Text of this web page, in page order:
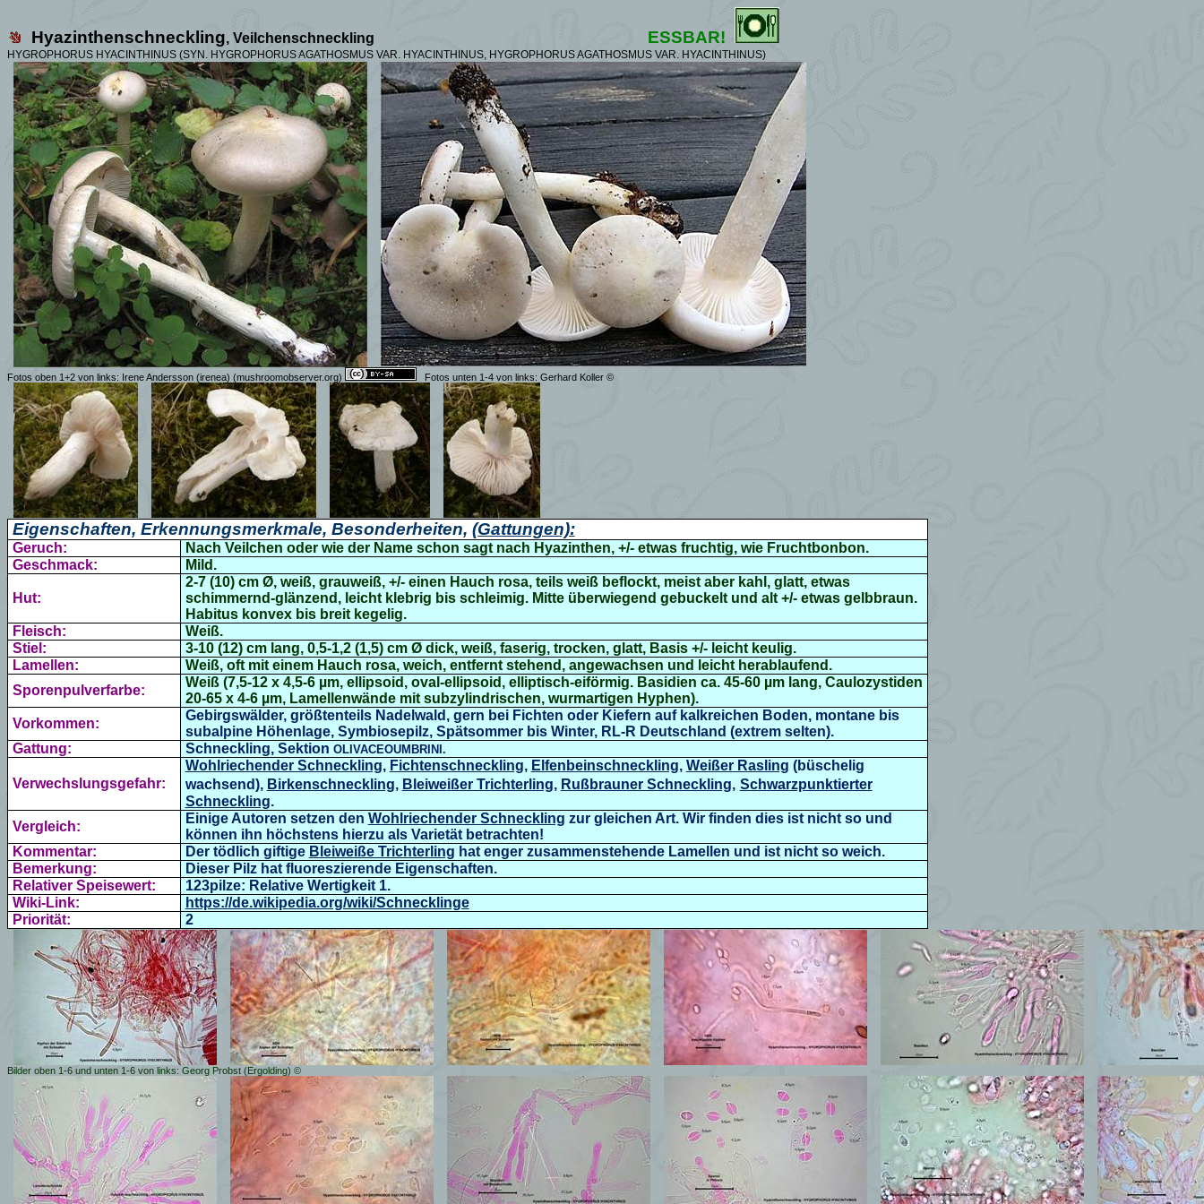
Hyazinthenschneckling, Veilchenschneckling ESSBAR!
HYGROPHORUS HYACINTHINUS (SYN. HYGROPHORUS AGATHOSMUS VAR. HYACINTHINUS, HYGROPHORUS AGATHOSMUS VAR. HYACINTHINUS)
Fotos oben 1+2 von links: Irene Andersson (irenea) (mushroomobserver.org) Fotos unten 1-4 von links: Gerhard Koller ©
Eigenschaften, Erkennungsmerkmale, Besonderheiten, (Gattungen):
Geruch:
Nach Veilchen oder wie der Name schon sagt nach Hyazinthen, +/- etwas fruchtig, wie Fruchtbonbon.
Geschmack:
Mild.
Hut:
2-7 (10) cm Ø, weiß, grauweiß, +/- einen Hauch rosa, teils weiß beflockt, meist aber kahl, glatt, etwas
schimmernd-glänzend, leicht klebrig bis schleimig. Mitte überwiegend gebuckelt und alt +/- etwas gelbbraun.
Habitus konvex bis breit kegelig.
Fleisch:
Weiß.
Stiel:
3-10 (12) cm lang, 0,5-1,2 (1,5) cm Ø dick, weiß, faserig, trocken, glatt, Basis +/- leicht keulig.
Lamellen:
Weiß, oft mit einem Hauch rosa, weich, entfernt stehend, angewachsen und leicht herablaufend.
Sporenpulverfarbe:
Weiß (7,5-12 x 4,5-6 µm, ellipsoid, oval-ellipsoid, elliptisch-eiförmig. Basidien ca. 45-60 µm lang, Caulozystiden
20-65 x 4-6 µm, Lamellenwände mit subzylindrischen, wurmartigen Hyphen).
Vorkommen:
Gebirgswälder, größtenteils Nadelwald, gern bei Fichten oder Kiefern auf kalkreichen Boden, montane bis
subalpine Höhenlage, Symbiosepilz, Spätsommer bis Winter, RL-R Deutschland (extrem selten).
Gattung:
Schneckling, Sektion OLIVACEOUMBRINI.
Verwechslungsgefahr:
Wohlriechender Schneckling, Fichtenschneckling, Elfenbeinschneckling, Weißer Rasling (büschelig
wachsend), Birkenschneckling, Bleiweißer Trichterling, Rußbrauner Schneckling, Schwarzpunktierter
Schneckling.
Vergleich:
Einige Autoren setzen den Wohlriechender Schneckling zur gleichen Art. Wir finden dies ist nicht so und
können ihn höchstens hierzu als Varietät betrachten!
Kommentar:
Der tödlich giftige Bleiweiße Trichterling hat enger zusammenstehende Lamellen und ist nicht so weich.
Bemerkung:
Dieser Pilz hat fluoreszierende Eigenschaften.
Relativer Speisewert:
123pilze: Relative Wertigkeit 1.
Wiki-Link:
https://de.wikipedia.org/wiki/Schnecklinge
Priorität:
2
Bilder oben 1-6 und unten 1-6 von links: Georg Probst (Ergolding) ©